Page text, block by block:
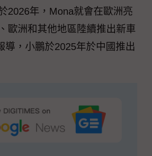
2026年，Mona就會在歐洲亮
歐洲和其他地區陸續推出新車
導，小鵬於2025年於中國推出